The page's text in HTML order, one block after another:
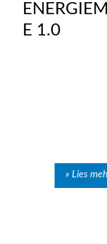
E 1.0
Lies